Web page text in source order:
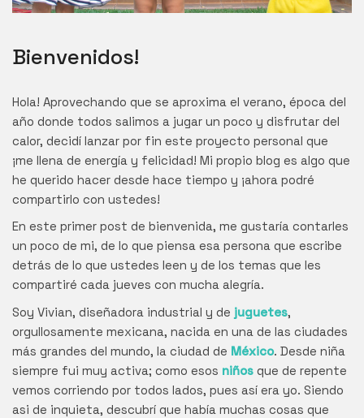
Bienvenidos!
Hola! Aprovechando que se aproxima el verano, época del
año donde todos salimos a jugar un poco y disfrutar del
calor, decidí lanzar por fin este proyecto personal que
¡me llena de energía y felicidad! Mi propio blog es algo que
he querido hacer desde hace tiempo y ¡ahora podré
compartirlo con ustedes!
En este primer post de bienvenida, me gustaría contarles
un poco de mi, de lo que piensa esa persona que escribe
detrás de lo que ustedes leen y de los temas que les
compartiré cada jueves con mucha alegría.
Soy Vivian, diseñadora industrial y de juguetes,
orgullosamente mexicana, nacida en una de las ciudades
más grandes del mundo, la ciudad de México. Desde niña
siempre fui muy activa; como esos niños que de repente
vemos corriendo por todos lados, pues así era yo. Siendo
asi de inquieta, descubrí que había muchas cosas que